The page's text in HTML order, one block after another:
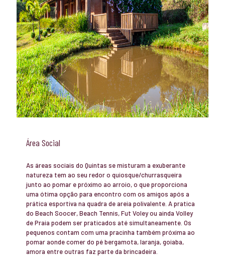
Área Social
As áreas sociais do Quintas se misturam a exuberante
natureza tem ao seu redor o quiosque/churrasqueira
junto ao pomar e próximo ao arroio, o que proporciona
uma ótima opção para encontro com os amigos após a
prática esportiva na quadra de areia polivalente. A pratica
do Beach Soocer, Beach Tennis, Fut Voley ou ainda Volley
de Praia podem ser praticados até simultaneamente. Os
pequenos contam com uma pracinha também próxima ao
pomar aonde comer do pé bergamota, laranja, goiaba,
amora entre outras faz parte da brincadeira.